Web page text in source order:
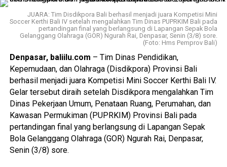
JUARA: Tim Disdikpora Bali berhasil menjadi juara Kompetisi Mini
Soccer Kerthi Bali IV setelah mengalahkan Tim Dinas PUPRKIM Bali pada
pertandingan final yang berlangsung di Lapangan Sepak Bola
Gelanggang Olahraga (GOR) Ngurah Rai, Denpasar, Senin (3/8) sore.
(Foto: Hms Pemprov Bali)
Denpasar, baliilu.com – Tim Dinas Pendidikan,
Kepemudaan, dan Olahraga (Disdikpora) Provinsi Bali
berhasil menjadi juara Kompetisi Mini Soccer Kerthi Bali IV.
Gelar tersebut diraih setelah Disdikpora mengalahkan Tim
Dinas Pekerjaan Umum, Penataan Ruang, Perumahan, dan
Kawasan Permukiman (PUPRKIM) Provinsi Bali pada
pertandingan final yang berlangsung di Lapangan Sepak
Bola Gelanggang Olahraga (GOR) Ngurah Rai, Denpasar,
Senin (3/8) sore.